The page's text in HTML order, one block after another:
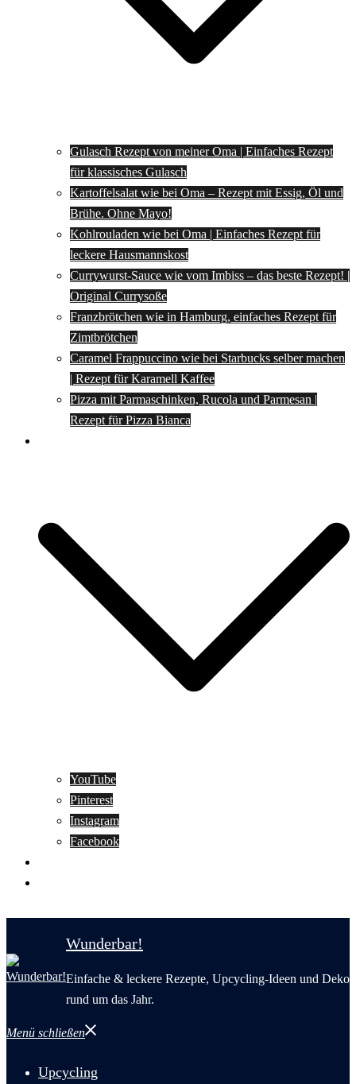
Gulasch Rezept von meiner Oma | Einfaches Rezept
für klassisches Gulasch
Kartoffelsalat wie bei Oma – Rezept mit Essig, Öl und
Brühe. Ohne Mayo!
Kohlrouladen wie bei Oma | Einfaches Rezept für
leckere Hausmannskost
Currywurst-Sauce wie vom Imbiss – das beste Rezept! |
Original Currysoße
Franzbrötchen wie in Hamburg, einfaches Rezept für
Zimtbrötchen
Caramel Frappuccino wie bei Starbucks selber machen
| Rezept für Karamell Kaffee
Pizza mit Parmaschinken, Rucola und Parmesan |
Rezept für Pizza Bianca
YouTube
Pinterest
Instagram
Facebook
Wunderbar!
Einfache & leckere Rezepte, Upcycling-Ideen und Deko
rund um das Jahr.
Menü schließen
Upcycling